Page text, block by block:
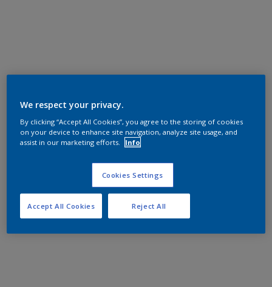
We respect your privacy.
By clicking “Accept All Cookies”, you agree to the storing of cookies
on your device to enhance site navigation, analyze site usage, and
assist in our marketing efforts.
Info
Cookies Settings
Reject All
Accept All Cookies